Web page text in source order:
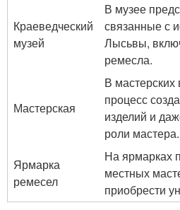
Краеведческий
музей
В музее
связанные с
Лысьвы,
ремесла.
Мастерская
В
процесс
изделий и
роли мастера.
Ярмарка
ремесел
На ярмарках
местных
приобрести